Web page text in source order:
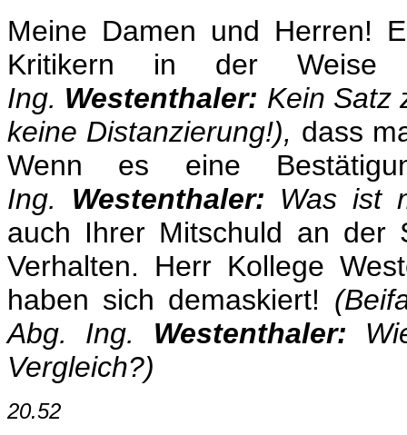
Meine Damen und Herren!
Kritikern in der
Ing. Westenthaler: Kein Satz
keine Distanzierung!), dass
Wenn es eine
Ing. Westenthaler: Was ist
auch Ihrer Mitschuld an der
Verhalten. Herr Kollege
haben sich demaskiert!
Abg. Ing. Westenthaler:
Vergleich?)
20.52